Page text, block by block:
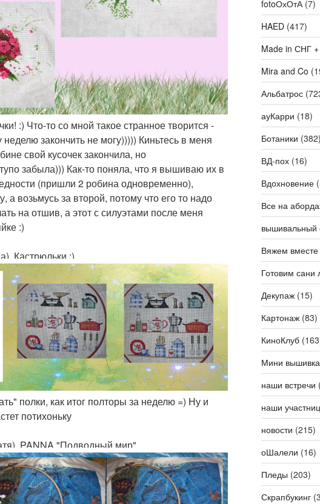
:) Что-то со мной такое странное творится -
закончить не могу))))) Киньтесь в меня
свой кусочек закончила, но
забыла))) Как-то поняла, что я вышиваю их в
(пришли 2 робина одновременно),
а возьмусь за второй, потому что его то надо
на отшив, а этот с силуэтами после меня
:)
Кастрюльки :)
полки, как итог полторы за неделю =) Ну и
потихоньку
PANNA "Подводный мир"
fotoОхОтА(7)
HAED(417)
Made in СНГ
Mira and Co
Альбатрос
ауКарри (18)
Ботаники
ВД-пох(16)
Вдохновение
Все на
вышивальный
Вяжем вместе
Готовим сани
Декупаж(15)
Картонаж(83)
КиноКлуб
Мини вышивка
наши встречи
наши
новости (215)
оШалели (16)
Пледы (203)
Скрапбукинг